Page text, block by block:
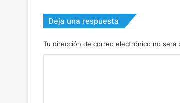
Deja una respuesta
Tu dirección de correo electrónico no será